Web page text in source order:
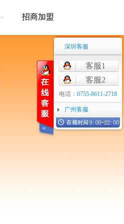
招商加盟
深圳客服
客服1
客服2
电话： 0755-8611-2718
广州客服